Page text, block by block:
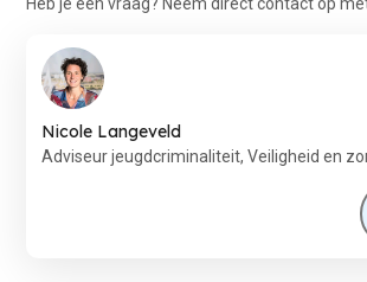
Nicole Langeveld
Adviseur jeugdcriminaliteit, Veiligheid en